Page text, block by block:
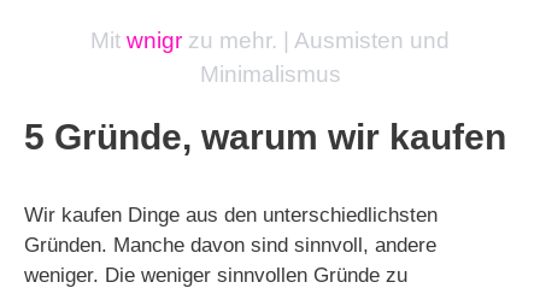
Mit wnigr zu mehr. | Ausmisten und
Minimalismus
5 Gründe, warum wir kaufen
Wir kaufen Dinge aus den unterschiedlichsten
Gründen. Manche davon sind sinnvoll, andere
weniger. Die weniger sinnvollen Gründe zu